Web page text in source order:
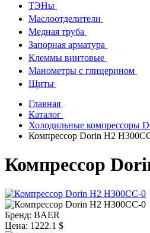
ТЭНы
Маслоотделители
Медная труба
Запорная арматура
Клеммы винтовые
Манометры с глицерином
Щиты
Главная
Каталог
Холодильные компрессоры
Компрессор Dorin H2
Компрессор
Бренд: BAER
Цена: 1222.1 $